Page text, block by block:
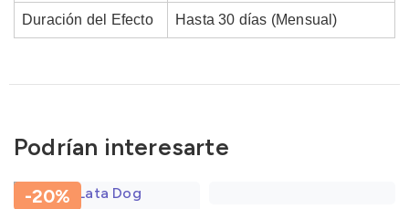
Duración del Efecto Hasta 30 días (Mensual)
Podrían interesarte
-20%